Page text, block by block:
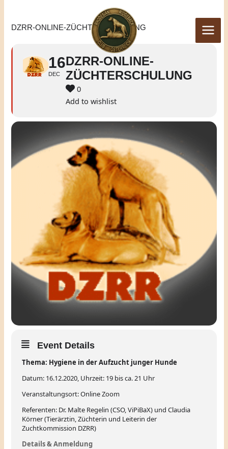
springen
DZRR-ONLINE-ZÜCHTERSCHULUNG
16
DEC
DZRR-ONLINE-
ZÜCHTERSCHULUNG
0
Add to wishlist
Event Details
Thema: Hygiene in der Aufzucht junger Hunde
Datum: 16.12.2020, Uhrzeit: 19 bis ca. 21 Uhr
Veranstaltungsort: Online Zoom
Referenten: Dr. Malte Regelin (CSO, ViPiBaX) und Claudia
Körner (Tierärztin, Züchterin und Leiterin der
Zuchtkommission DZRR)
Details & Anmeldung